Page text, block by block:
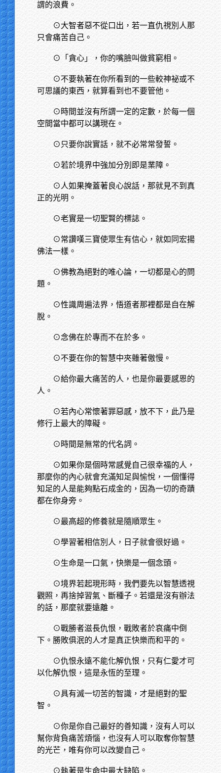
謂的浪費。
⊙大智者惡不從口出，若一直仇視別人那
只會痛苦自己。
⊙「貪心」，你的嘴臉叫做貧窮相。
⊙不要執著在你所看到的一些較神祕或不
可思議的東西，就算看到也不要管他。
⊙時間並沒有所謂一定的定數，於每一個
空間當中都可以講現在。
⊙只要你說實話，就不必常常發誓。
⊙若於境界中強加分別即是業障。
⊙人如果掩蓋著良心說話，那就見不到真
正的光明。
⊙老實是一切聖賢的標誌。
⊙常讚嘆三寶使眾生有信心，就如同宏揚
佛法一樣。
⊙佛教為絕對的唯心論，一切都是心的問
題。
⊙性識周遍法界，悟道者那裡都是自在解
脫。
⊙念佛在於專而不在於多。
⊙不要在你的智慧中夾雜著傲慢。
⊙給你最大痛苦的人，也是你最要感恩的
人。
⊙若內心常懷著罪惡感，放不下，此乃是
修行上最大的障礙。
⊙時間是無常的代名詞。
⊙如果你是個時常感覺自己很幸福的人，
那麼你的內心就會充滿知足與愉悅，一個懂得
知足的人是能夠點石成金的，因為一切的奇蹟
都在你身旁。
⊙最高超的修養就是隨順眾生。
⊙學習著相信別人，日子就會很好過。
⊙生命是一口氣，快樂是一個念頭。
⊙境界若起現形時，我們要先以智慧透視
觀照，再捨掉習氣、斷種子。若還是沒有辦法
的話，那麼就要遠離。
⊙戰勝者滋長仇恨，戰敗者於哀痛中倒
下。勝敗俱泯的人才是真正快樂而和平的。
⊙仇恨永遠不能化解仇恨，只有仁愛才可
以化解仇恨，這是永恆的至理。
⊙具有滅一切苦的智識，才是絕對的聖
智。
⊙你是你自己最好的善知識，沒有人可以
幫你背負痛苦煩惱，也沒有人可以取奪你智慧
的光芒，唯有你可以改變自己。
⊙執著是生命中最大缺陷。